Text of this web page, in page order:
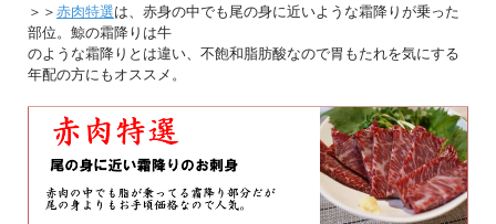
＞＞ 赤肉特選は、赤身の中でも尾の身に近いような霜降りが乗った
部位。鯨の霜降りは牛
のような霜降りとは違い、不飽和脂肪酸なので胃もたれを気にする
年配の方にもオススメ。